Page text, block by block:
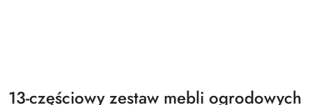
13-częściowy zestaw mebli ogrodowych